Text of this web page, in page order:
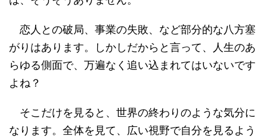
恋人との破局、事業の失敗、など部分的な八方塞
がりはあります。しかしだからと言って、人生のあ
らゆる側面で、万遍なく追い込まれてはいないです
よね？
そこだけを見ると、世界の終わりのような気分に
なります。全体を見て、広い視野で自分を見るよう